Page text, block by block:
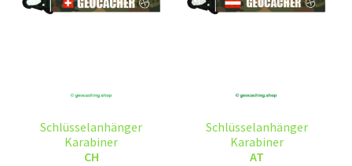
Schlüsselanhänger
Karabiner
CH
Schlüsselanhänger
Karabiner
AT